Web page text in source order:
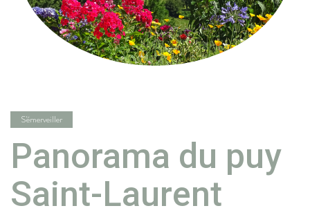
S'émerveiller
Panorama du puy
Saint-Laurent